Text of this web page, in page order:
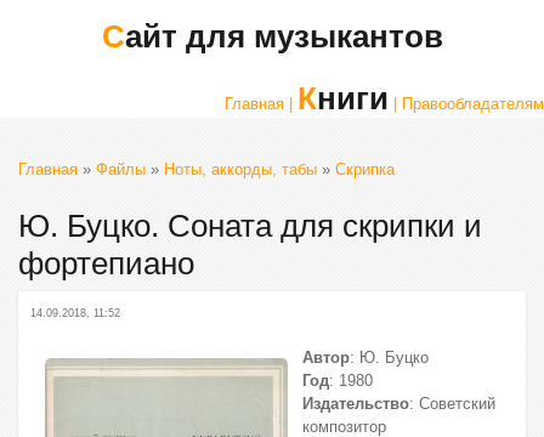
Сайт для музыкантов
Главная | Книги | Правообладателям
Главная » Файлы » Ноты, аккорды, табы » Скрипка
Ю. Буцко. Соната для скрипки и
фортепиано
14.09.2018, 11:52
Автор: Ю. Буцко
Год: 1980
Издательство: Советский
композитор